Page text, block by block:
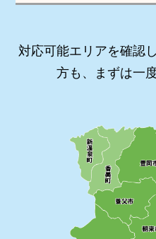
対応可能エリアを確認
方も、まずは一